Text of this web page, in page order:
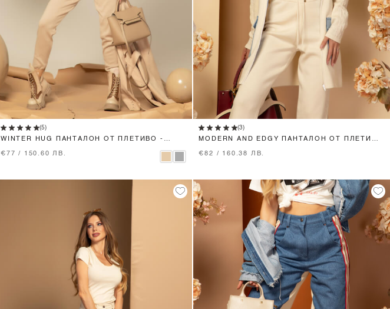
L
(5)
WINTER HUG ПАНТАЛОН ОТ ПЛЕТИВО -
€77 / 150.60 ЛВ.
XS
(3)
MODERN AND EDGY ПАНТАЛОН ОТ ПЛЕТИВО
€82 / 160.38 ЛВ.